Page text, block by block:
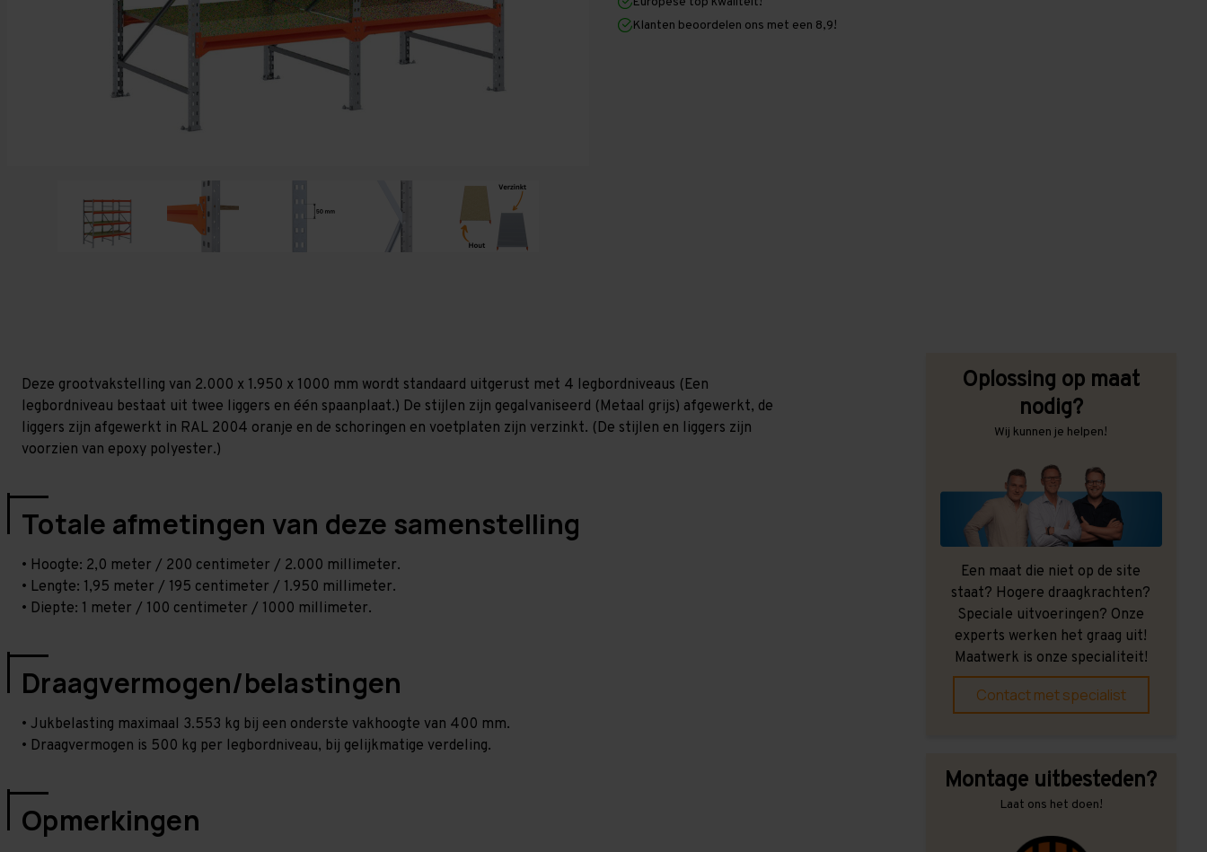
1.950
mm
1.950
mm
Klanten beoordelen ons met een 8,9!
Deze grootvakstelling van 2.000 x 1.950 x 1000 mm wordt standaard uitgerust met 4 legbordniveaus (Een
legbordniveau bestaat uit twee liggers en één spaanplaat.) De stijlen zijn gegalvaniseerd (Metaal grijs) afgewerkt, de
liggers zijn afgewerkt in RAL 2004 oranje en de schoringen en voetplaten zijn verzinkt. (De stijlen en liggers zijn
voorzien van epoxy polyester.)
Totale afmetingen van deze samenstelling
• Hoogte: 2,0 meter / 200 centimeter / 2.000 millimeter.
• Lengte: 1,95 meter / 195 centimeter / 1.950 millimeter.
• Diepte: 1 meter / 100 centimeter / 1000 millimeter.
Draagvermogen/belastingen
• Jukbelasting maximaal 3.553 kg bij een onderste vakhoogte van 400 mm.
• Draagvermogen is 500 kg per legbordniveau, bij gelijkmatige verdeling.
Opmerkingen
Oplossing op maat
nodig?
Wij kunnen je helpen!
Een maat die niet op de site
staat? Hogere draagkrachten?
Speciale uitvoeringen? Onze
experts werken het graag uit!
Maatwerk is onze specialiteit!
Contact met specialist
Montage uitbesteden?
Laat ons het doen!